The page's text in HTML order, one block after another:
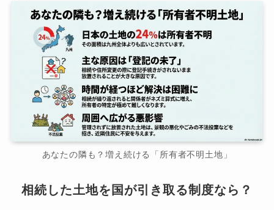
あなたの隣も？増え続ける「所有者不明土地」
相続した土地を国が引き取る制度なら？